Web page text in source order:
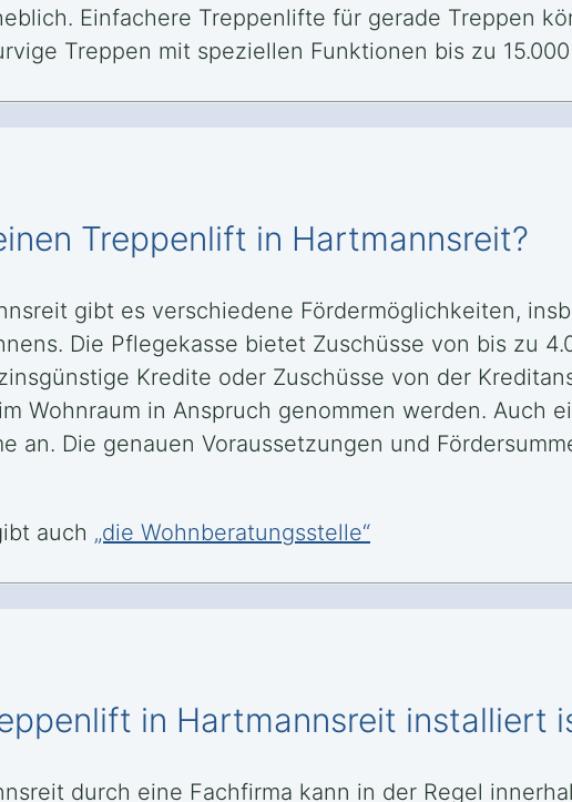
Einfachere Treppenlifte für gerade Treppen
Treppen mit speziellen Funktionen bis zu
Treppenlift in Hartmannsreit?
gibt es verschiedene Fördermöglichkeiten,
Die Pflegekasse bietet Zuschüsse von bis zu
Kredite oder Zuschüsse von der
Wohnraum in Anspruch genommen werden. Auch
an. Die genauen Voraussetzungen und
auch „die Wohnberatungsstelle“
in Hartmannsreit installiert
durch eine Fachfirma kann in der Regel